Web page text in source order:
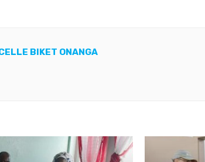
BIKET ONANGA